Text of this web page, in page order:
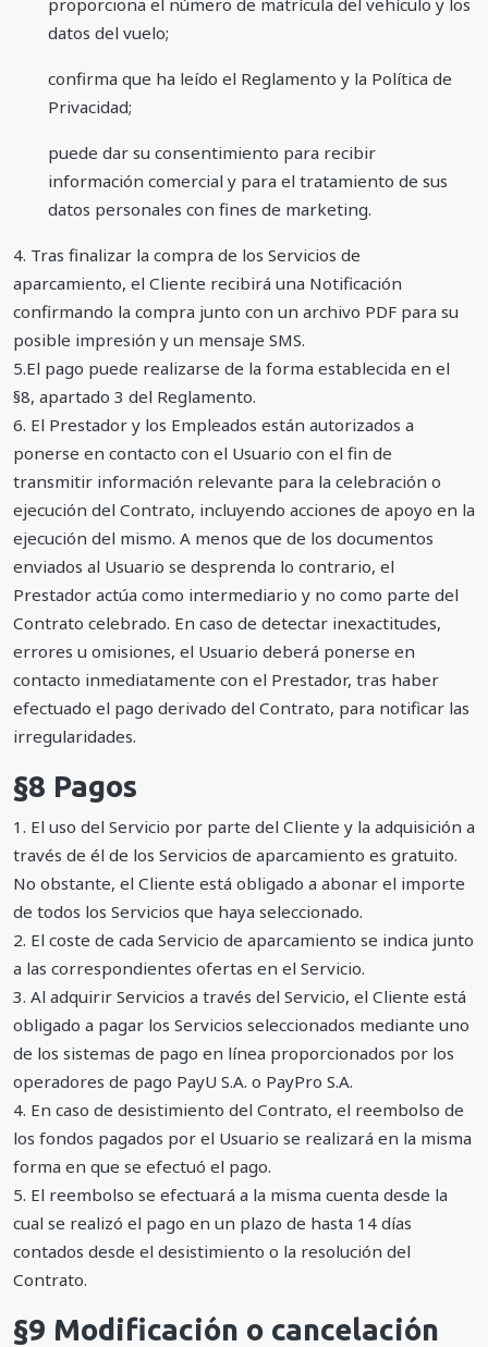
proporciona el número de matrícula del vehículo y los
datos del vuelo;
confirma que ha leído el Reglamento y la Política de
Privacidad;
puede dar su consentimiento para recibir
información comercial y para el tratamiento de sus
datos personales con fines de marketing.
4. Tras finalizar la compra de los Servicios de
aparcamiento, el Cliente recibirá una Notificación
confirmando la compra junto con un archivo PDF para su
posible impresión y un mensaje SMS.
5.El pago puede realizarse de la forma establecida en el
§8, apartado 3 del Reglamento.
6. El Prestador y los Empleados están autorizados a
ponerse en contacto con el Usuario con el fin de
transmitir información relevante para la celebración o
ejecución del Contrato, incluyendo acciones de apoyo en la
ejecución del mismo. A menos que de los documentos
enviados al Usuario se desprenda lo contrario, el
Prestador actúa como intermediario y no como parte del
Contrato celebrado. En caso de detectar inexactitudes,
errores u omisiones, el Usuario deberá ponerse en
contacto inmediatamente con el Prestador, tras haber
efectuado el pago derivado del Contrato, para notificar las
irregularidades.
§8 Pagos
1. El uso del Servicio por parte del Cliente y la adquisición a
través de él de los Servicios de aparcamiento es gratuito.
No obstante, el Cliente está obligado a abonar el importe
de todos los Servicios que haya seleccionado.
2. El coste de cada Servicio de aparcamiento se indica junto
a las correspondientes ofertas en el Servicio.
3. Al adquirir Servicios a través del Servicio, el Cliente está
obligado a pagar los Servicios seleccionados mediante uno
de los sistemas de pago en línea proporcionados por los
operadores de pago PayU S.A. o PayPro S.A.
4. En caso de desistimiento del Contrato, el reembolso de
los fondos pagados por el Usuario se realizará en la misma
forma en que se efectuó el pago.
5. El reembolso se efectuará a la misma cuenta desde la
cual se realizó el pago en un plazo de hasta 14 días
contados desde el desistimiento o la resolución del
Contrato.
§9 Modificación o cancelación